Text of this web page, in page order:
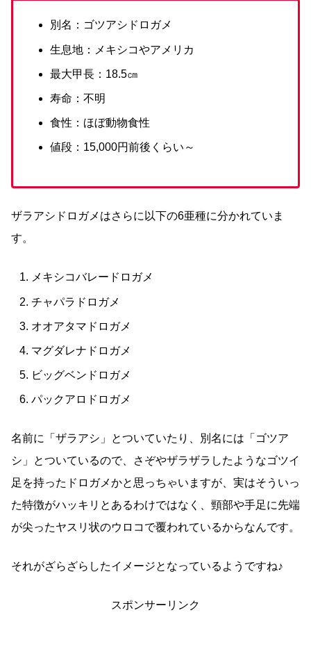
別名：ゴツアシドロガメ
生息地：メキシコやアメリカ
最大甲長：18.5㎝
寿命：不明
食性：ほぼ動物食性
値段：15,000円前後くらい～
ザラアシドロガメはさらに以下の6亜種に分かれていま
す。
メキシコバレードロガメ
チャパラドロガメ
オオアタマドロガメ
マグダレナドロガメ
ビッグベンドロガメ
パックアロドロガメ
名前に「ザラアシ」とついていたり、別名には「ゴツア
シ」とついているので、さぞやザラザラしたようなゴツイ
足を持ったドロガメかと思っちゃいますが、実はそういっ
た特徴がハッキリとあるわけではなく、頸部や手足に先端
が尖ったヤスリ状のウロコで覆われているからなんです。
それがざらざらしたイメージとなっているようですね♪
スポンサーリンク